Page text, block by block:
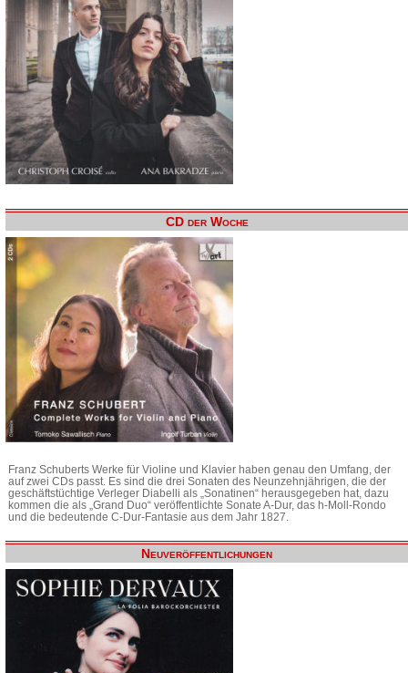
CD der Woche
Franz Schuberts Werke für Violine und Klavier haben genau den Umfang, der
auf zwei CDs passt. Es sind die drei Sonaten des Neunzehnjährigen, die der
geschäftstüchtige Verleger Diabelli als „Sonatinen“ herausgegeben hat, dazu
kommen die als „Grand Duo“ veröffentlichte Sonate A-Dur, das h-Moll-Rondo
und die bedeutende C-Dur-Fantasie aus dem Jahr 1827.
Neuveröffentlichungen